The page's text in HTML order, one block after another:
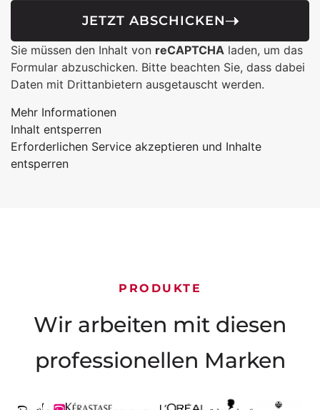
JETZT ABSCHICKEN
Sie müssen den Inhalt von reCAPTCHA laden, um das
Formular abzuschicken. Bitte beachten Sie, dass dabei
Daten mit Drittanbietern ausgetauscht werden.
Mehr Informationen
Inhalt entsperren
Erforderlichen Service akzeptieren und Inhalte
entsperren
PRODUKTE
Wir arbeiten mit diesen
professionellen Marken